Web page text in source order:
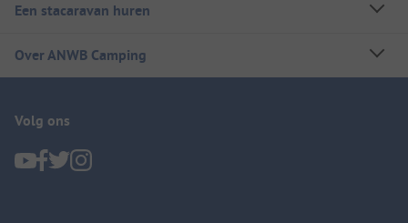
Een stacaravan huren
Over ANWB Camping
Volg ons